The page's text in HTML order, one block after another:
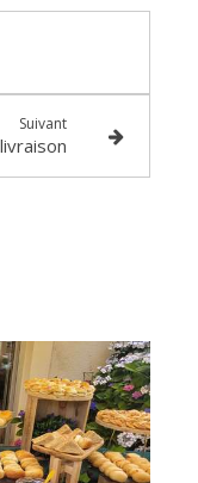
Suivant